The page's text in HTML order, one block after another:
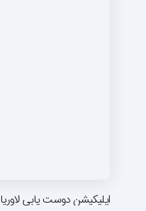
اپلیکیشن دوست یابی لاوریا